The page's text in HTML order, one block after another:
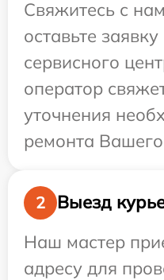
Свяжитесь с
оставьте
сервисного
оператор
уточнения
ремонта
2
Выезд
Наш мастер
адресу для